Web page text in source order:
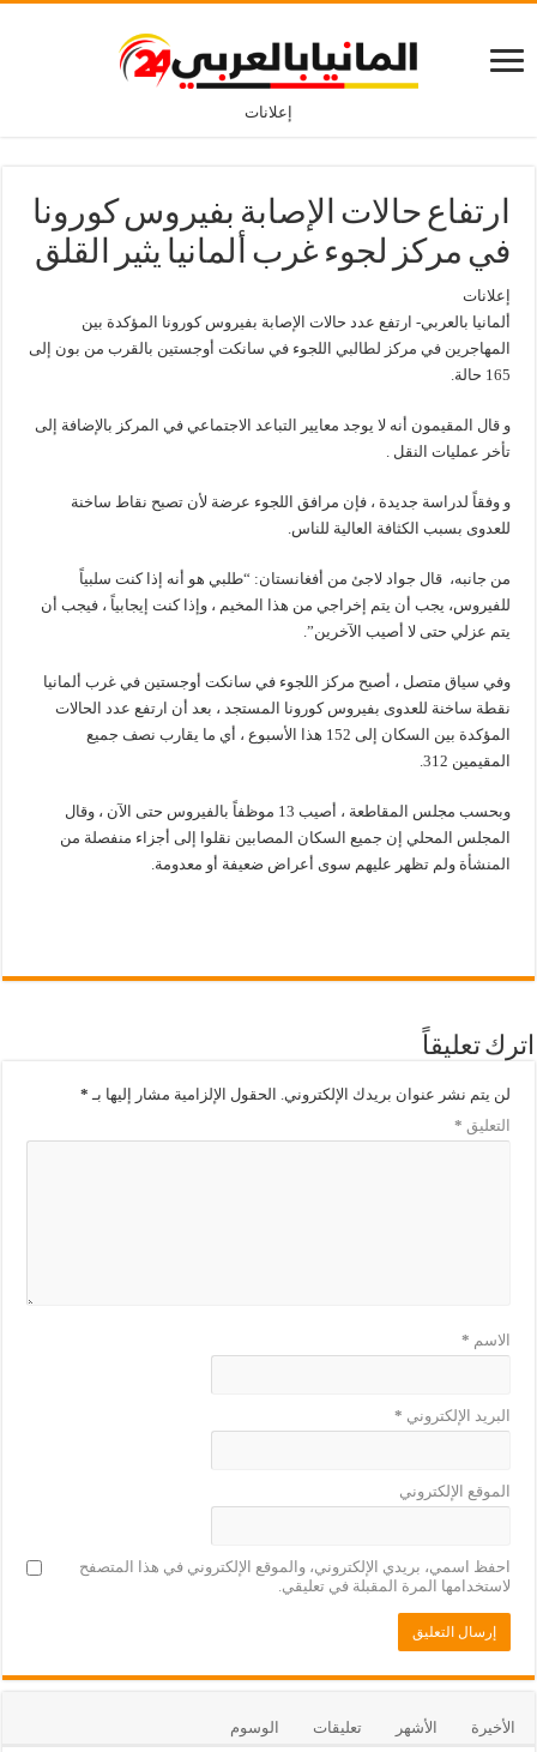
إعلانات
ارتفاع حالات الإصابة بفيروس كورونا
في مركز لجوء غرب ألمانيا يثير القلق
إعلانات
ألمانيا بالعربي- ارتفع عدد حالات الإصابة بفيروس كورونا المؤكدة بين
المهاجرين في مركز لطالبي اللجوء في سانكت أوجستين بالقرب من بون إلى
165 حالة.
و قال المقيمون أنه لا يوجد معايير التباعد الاجتماعي في المركز بالإضافة إلى
تأخر عمليات النقل .
و وفقاً لدراسة جديدة ، فإن مرافق اللجوء عرضة لأن تصبح نقاط ساخنة
للعدوى بسبب الكثافة العالية للناس.
من جانبه، قال جواد لاجئ من أفغانستان: “طلبي هو أنه إذا كنت سلبياً
للفيروس، يجب أن يتم إخراجي من هذا المخيم ، وإذا كنت إيجابياً ، فيجب أن
يتم عزلي حتى لا أصيب الآخرين”.
وفي سياق متصل ، أصبح مركز اللجوء في سانكت أوجستين في غرب ألمانيا
نقطة ساخنة للعدوى بفيروس كورونا المستجد ، بعد أن ارتفع عدد الحالات
المؤكدة بين السكان إلى 152 هذا الأسبوع ، أي ما يقارب نصف جميع
المقيمين 312.
وبحسب مجلس المقاطعة ، أصيب 13 موظفاً بالفيروس حتى الآن ، وقال
المجلس المحلي إن جميع السكان المصابين نقلوا إلى أجزاء منفصلة من
المنشأة ولم تظهر عليهم سوى أعراض ضعيفة أو معدومة.
اترك تعليقاً
لن يتم نشر عنوان بريدك الإلكتروني. الحقول الإلزامية مشار إليها بـ *
التعليق *
الاسم *
البريد الإلكتروني *
الموقع الإلكتروني
احفظ اسمي، بريدي الإلكتروني، والموقع الإلكتروني في هذا المتصفح
لاستخدامها المرة المقبلة في تعليقي.
الأخيرة الأشهر تعليقات الوسوم